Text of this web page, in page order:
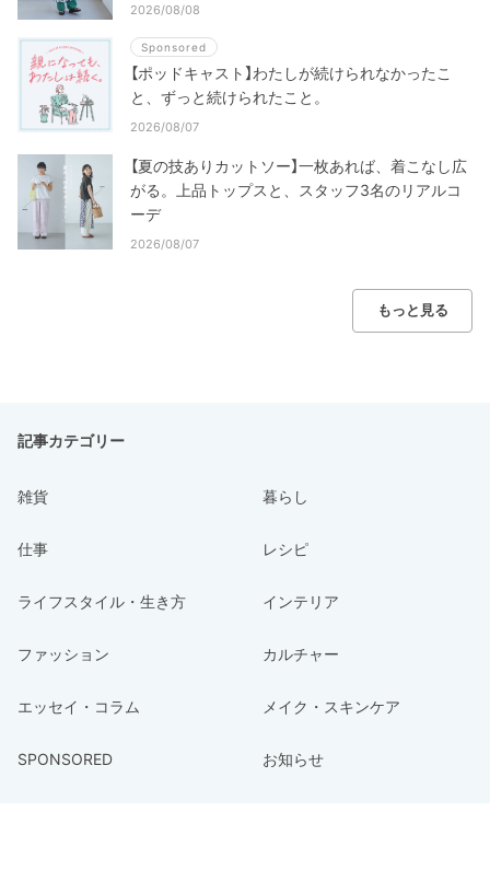
2026/08/08
Sponsored
【ポッドキャスト】わたしが続けられなかったこ
と、ずっと続けられたこと。
2026/08/07
【夏の技ありカットソー】一枚あれば、着こなし広
がる。上品トップスと、スタッフ3名のリアルコ
ーデ
2026/08/07
もっと見る
記事カテゴリー
雑貨 暮らし
仕事 レシピ
ライフスタイル・生き方 インテリア
ファッション カルチャー
エッセイ・コラム メイク・スキンケア
SPONSORED お知らせ